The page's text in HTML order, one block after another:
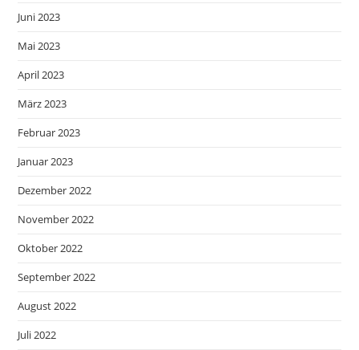
Juni 2023
Mai 2023
April 2023
März 2023
Februar 2023
Januar 2023
Dezember 2022
November 2022
Oktober 2022
September 2022
August 2022
Juli 2022